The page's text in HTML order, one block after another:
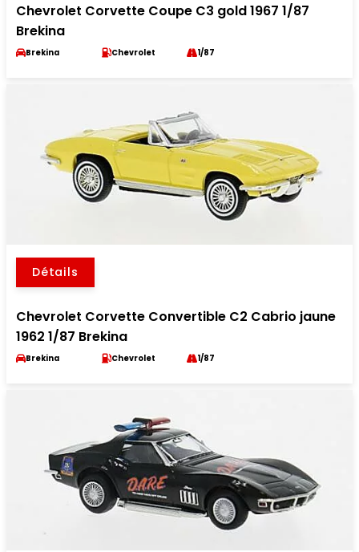
Chevrolet Corvette Coupe C3 gold 1967 1/87
Brekina
Brekina Chevrolet 1/87
Détails
Chevrolet Corvette Convertible C2 Cabrio jaune
1962 1/87 Brekina
Brekina Chevrolet 1/87